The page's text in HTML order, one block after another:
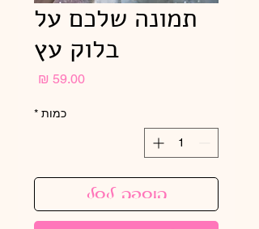
תמונה שלכם על
בלוק עץ
כמות *
הוספה לסל